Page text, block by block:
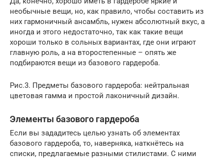
необычные вещи, но, как правило, чтобы составить из
них гармоничный ансамбль, нужен абсолютный вкус, а
иногда и этого недостаточно, так как такие вещи
хороши только в сольных вариантах, где они играют
главную роль, а на второстепенные – опять же
подбираются вещи из базового гардероба.
Рис.3. Предметы базового гардероба: нейтральная
цветовая гамма и простой лаконичный дизайн.
Элементы базового гардероба
Если вы зададитесь целью узнать об элементах
базового гардероба, то, наверняка, наткнётесь на
списки, предлагаемые разными стилистами. С ними